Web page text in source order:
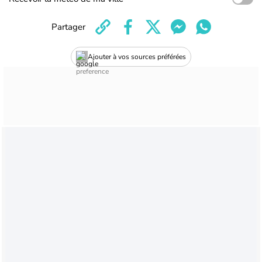
Ajouter à vos sources préférées
Partager